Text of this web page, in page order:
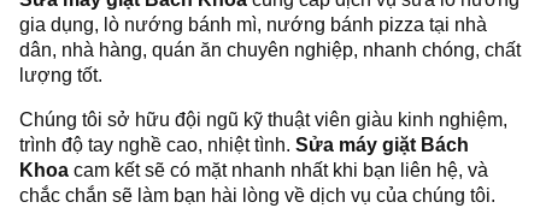
gia dụng, lò nướng bánh mì, nướng bánh pizza tại nhà
dân, nhà hàng, quán ăn chuyên nghiệp, nhanh chóng, chất
lượng tốt.
Chúng tôi sở hữu đội ngũ kỹ thuật viên giàu kinh nghiệm,
trình độ tay nghề cao, nhiệt tình. Sửa máy giặt Bách
Khoa cam kết sẽ có mặt nhanh nhất khi bạn liên hệ, và
chắc chắn sẽ làm bạn hài lòng về dịch vụ của chúng tôi.